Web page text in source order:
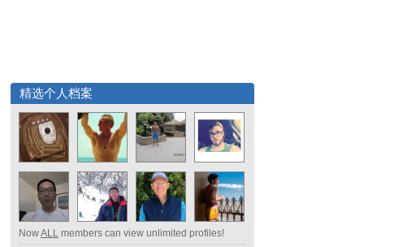
精选个人档案
NowALL members can view unlimited profiles!